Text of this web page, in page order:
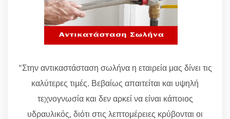
"Στην αντικαστάσταση σωλήνα η εταιρεία μας δίνει τις
καλύτερες τιμές. Βεβαίως απαιτείται και υψηλή
τεχνογνωσία και δεν αρκεί να είναι κάποιος
υδραυλικός, διότι στις λεπτομέρειες κρύβονται οι